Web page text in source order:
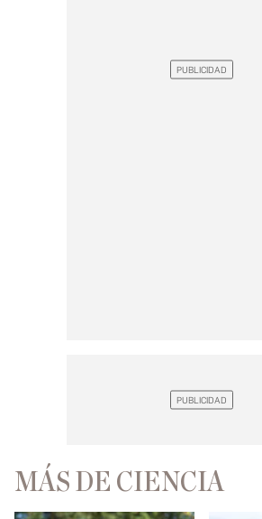
MÁS DE CIENCIA